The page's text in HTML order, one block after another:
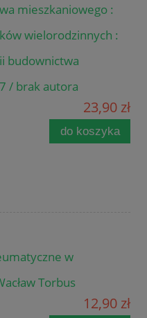
mieszkaniowego :
wielorodzinnych :
budownictwa
/ brak autora
23,90 zł
do koszyka
w
Torbus
12,90 zł